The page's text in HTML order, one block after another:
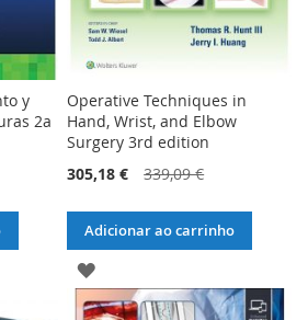
y
2a
Operative Techniques in
Hand, Wrist, and Elbow
Surgery 3rd edition
305,18 €
339,09 €
Adicionar ao carrinho
ADICIONAR
À